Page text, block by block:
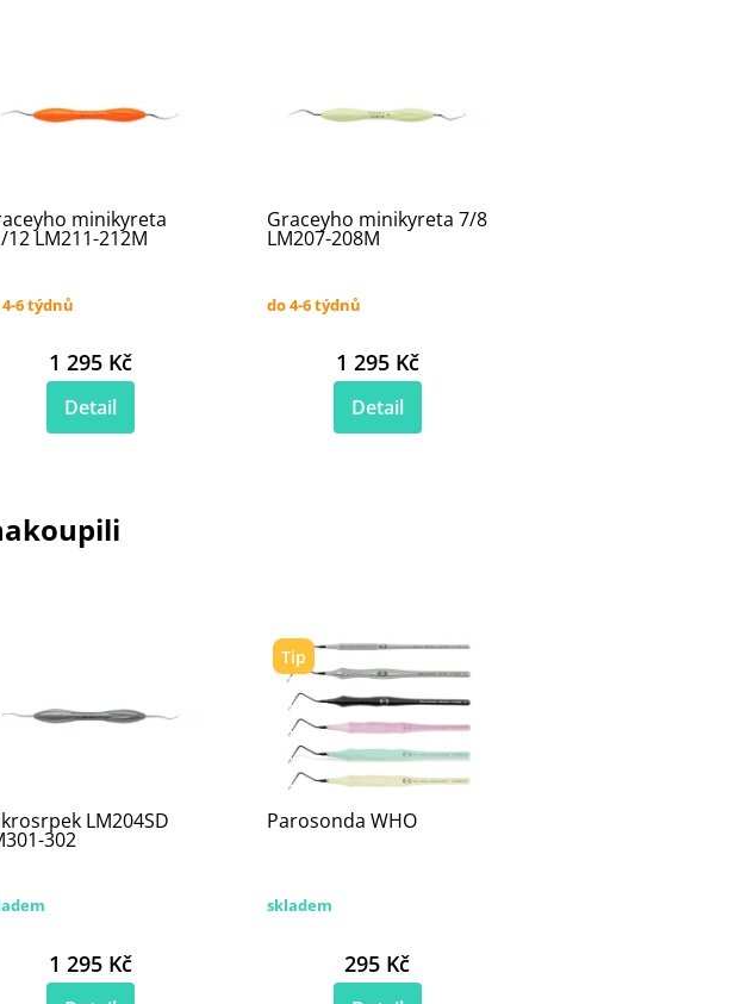
minikyreta
12 LM211-212M
6 týdnů
1 295 Kč
Detail
Graceyho minikyreta 7/8
LM207-208M
do 4-6 týdnů
1 295 Kč
Detail
LM204SD
302
1 295 Kč
Tip
Parosonda WHO
skladem
295 Kč